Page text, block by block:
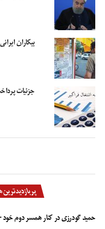
وزیر امور اقتصادی و دارایی افزود:
به ویژه تأمین مالی مواجه و یک
مزیت ایجاد تا سرمایه‌گذار جذب کنیم.
وی با بیان اینکه پس از بهبود فضای
بعدی ما است، گفت: باید بتوانیم
خودکار امور نیز برویم.
دژپسند افزود: توسعه آی سی تی به
زیادی ایجاد می‌کند.
وی گفت: در این مسیر
بیکاران
جزئیات پرداخت
حمید گودرزی در کنار همسر دوم